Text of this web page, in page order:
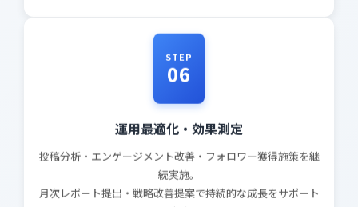
STEP
06
運用最適化・効果測定
投稿分析・エンゲージメント改善・フォロワー獲得施策を継
続実施。
月次レポート提出・戦略改善提案で持続的な成長をサポート